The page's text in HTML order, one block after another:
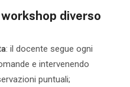
diverso
: il docente segue ogni
e intervenendo
puntuali;